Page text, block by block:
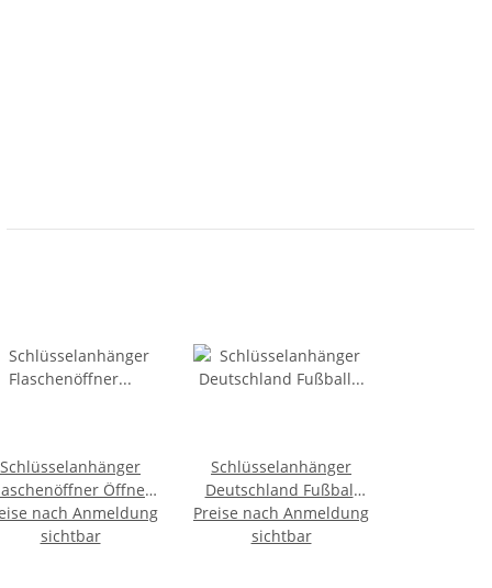
Schlüsselanhänger
Öffner
Germany
BRD Schlüssel
nach Anmeldung
sichtbar
Schlüsselanhänger
Deutschland Fußball
Germany Metall Silber
Preise nach Anmeldung
sichtbar